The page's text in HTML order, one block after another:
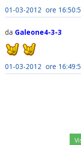
01-03-2012 ore
da Galeone4-3-3
01-03-2012 ore